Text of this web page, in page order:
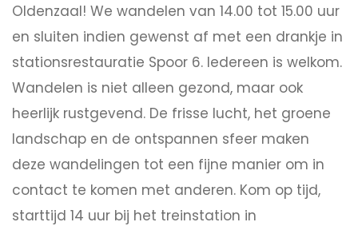
Oldenzaal! We wandelen van 14.00 tot 15.00 uur
en sluiten indien gewenst af met een drankje in
stationsrestauratie Spoor 6. Iedereen is welkom.
Wandelen is niet alleen gezond, maar ook
heerlijk rustgevend. De frisse lucht, het groene
landschap en de ontspannen sfeer maken
deze wandelingen tot een fijne manier om in
contact te komen met anderen. Kom op tijd,
starttijd 14 uur bij het treinstation in